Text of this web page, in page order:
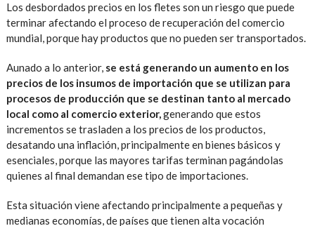
Los desbordados precios en los fletes son un riesgo que puede
terminar afectando el proceso de recuperación del comercio
mundial, porque hay productos que no pueden ser transportados.
Aunado a lo anterior, se está generando un aumento en los
precios de los insumos de importación que se utilizan para
procesos de producción que se destinan tanto al mercado
local como al comercio exterior,generando que estos
incrementos se trasladen a los precios de los productos,
desatando una inflación, principalmente en bienes básicos y
esenciales, porque las mayores tarifas terminan pagándolas
quienes al final demandan ese tipo de importaciones.
Esta situación viene afectando principalmente a pequeñas y
medianas economías, de países que tienen alta vocación